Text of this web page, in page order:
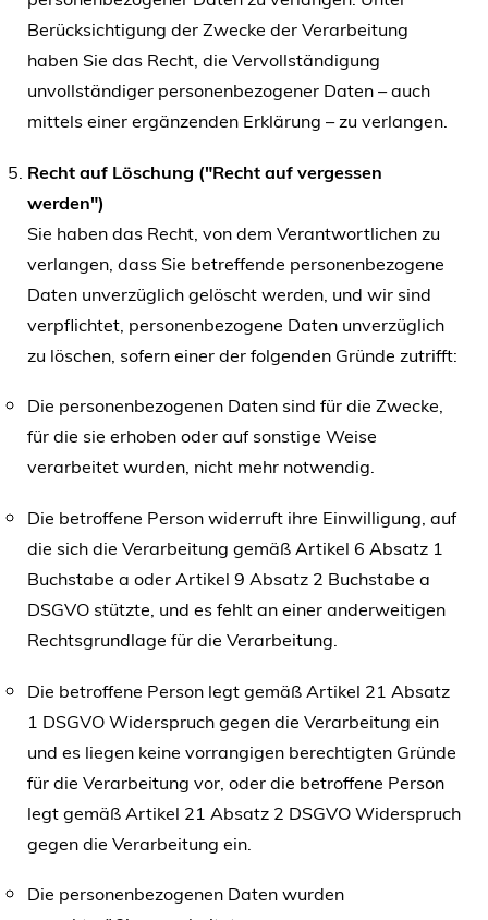
Berücksichtigung der Zwecke der Verarbeitung
haben Sie das Recht, die Vervollständigung
unvollständiger personenbezogener Daten – auch
mittels einer ergänzenden Erklärung – zu verlangen.
Recht auf Löschung ("Recht auf vergessen
werden")
Sie haben das Recht, von dem Verantwortlichen zu
verlangen, dass Sie betreffende personenbezogene
Daten unverzüglich gelöscht werden, und wir sind
verpflichtet, personenbezogene Daten unverzüglich
zu löschen, sofern einer der folgenden Gründe zutrifft:
Die personenbezogenen Daten sind für die Zwecke,
für die sie erhoben oder auf sonstige Weise
verarbeitet wurden, nicht mehr notwendig.
Die betroffene Person widerruft ihre Einwilligung, auf
die sich die Verarbeitung gemäß Artikel 6 Absatz 1
Buchstabe a oder Artikel 9 Absatz 2 Buchstabe a
DSGVO stützte, und es fehlt an einer anderweitigen
Rechtsgrundlage für die Verarbeitung.
Die betroffene Person legt gemäß Artikel 21 Absatz
1 DSGVO Widerspruch gegen die Verarbeitung ein
und es liegen keine vorrangigen berechtigten Gründe
für die Verarbeitung vor, oder die betroffene Person
legt gemäß Artikel 21 Absatz 2 DSGVO Widerspruch
gegen die Verarbeitung ein.
Die personenbezogenen Daten wurden